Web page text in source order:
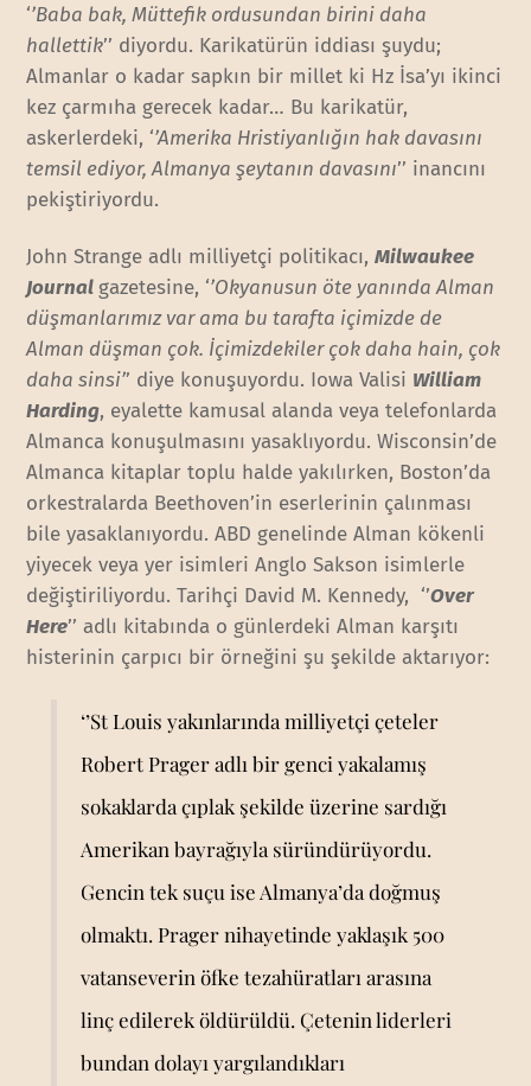
‘’Baba bak, Müttefik ordusundan birini daha
hallettik’’ diyordu. Karikatürün iddiası şuydu;
Almanlar o kadar sapkın bir millet ki Hz İsa’yı ikinci
kez çarmıha gerecek kadar… Bu karikatür,
askerlerdeki, ‘’Amerika Hristiyanlığın hak davasını
temsil ediyor, Almanya şeytanın davasını’’ inancını
pekiştiriyordu.
John Strange adlı milliyetçi politikacı,Milwaukee
Journal gazetesine, ‘’Okyanusun öte yanında Alman
düşmanlarımız var ama bu tarafta içimizde de
Alman düşman çok. İçimizdekiler çok daha hain, çok
daha sinsi’’ diye konuşuyordu. Iowa Valisi William
Harding, eyalette kamusal alanda veya telefonlarda
Almanca konuşulmasını yasaklıyordu. Wisconsin’de
Almanca kitaplar toplu halde yakılırken, Boston’da
orkestralarda Beethoven’in eserlerinin çalınması
bile yasaklanıyordu. ABD genelinde Alman kökenli
yiyecek veya yer isimleri Anglo Sakson isimlerle
değiştiriliyordu. Tarihçi David M. Kennedy, ‘’Over
Here’’ adlı kitabında o günlerdeki Alman karşıtı
histerinin çarpıcı bir örneğini şu şekilde aktarıyor:
‘’St Louis yakınlarında milliyetçi çeteler
Robert Prager adlı bir genci yakalamış
sokaklarda çıplak şekilde üzerine sardığı
Amerikan bayrağıyla süründürüyordu.
Gencin tek suçu ise Almanya’da doğmuş
olmaktı. Prager nihayetinde yaklaşık 500
vatanseverin öfke tezahüratları arasına
linç edilerek öldürüldü. Çetenin liderleri
bundan dolayı yargılandıkları